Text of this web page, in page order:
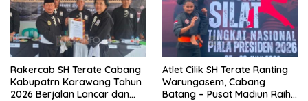
Rakercab SH Terate Cabang
Kabupatrn Karawang Tahun
2026 Berjalan Lancar dan
Atlet Cilik SH Terate Ranting
Warungasem, Cabang
Batang – Pusat Madiun Raih